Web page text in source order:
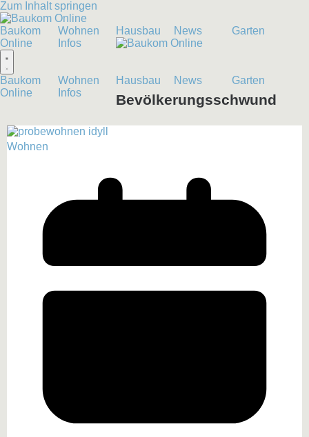
Zum Inhalt springen
Baukom
Online
Wohnen Hausbau News
Garten
Infos
Baukom
Online
Wohnen Hausbau News
Garten
Infos
Bevölkerungsschwund
Wohnen